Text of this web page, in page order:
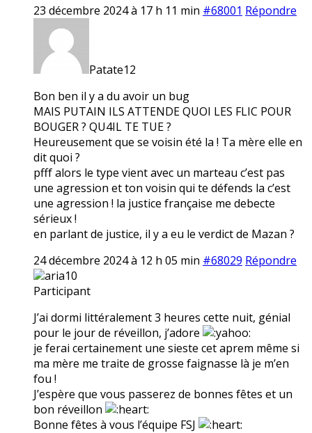
23 décembre 2024 à 17 h 11 min #68001 Répondre
Patate12
Bon ben il y a du avoir un bug
MAIS PUTAIN ILS ATTENDE QUOI LES FLIC POUR
BOUGER ? QU4IL TE TUE ?
Heureusement que se voisin été la ! Ta mère elle en
dit quoi ?
pfff alors le type vient avec un marteau c’est pas
une agression et ton voisin qui te défends la c’est
une agression ! la justice française me debecte
sérieux !
en parlant de justice, il y a eu le verdict de Mazan ?
24 décembre 2024 à 12 h 05 min #68029 Répondre
aria10
Participant
J’ai dormi littéralement 3 heures cette nuit, génial
pour le jour de réveillon, j’adore
je ferai certainement une sieste cet aprem même si
ma mère me traite de grosse faignasse là je m’en
fou !
J’espère que vous passerez de bonnes fêtes et un
bon réveillon
Bonne fêtes à vous l’équipe FSJ